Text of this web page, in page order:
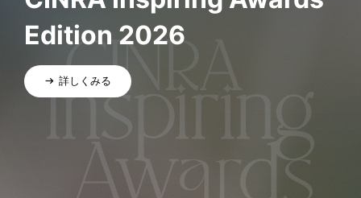
Edition 2026
詳しくみる